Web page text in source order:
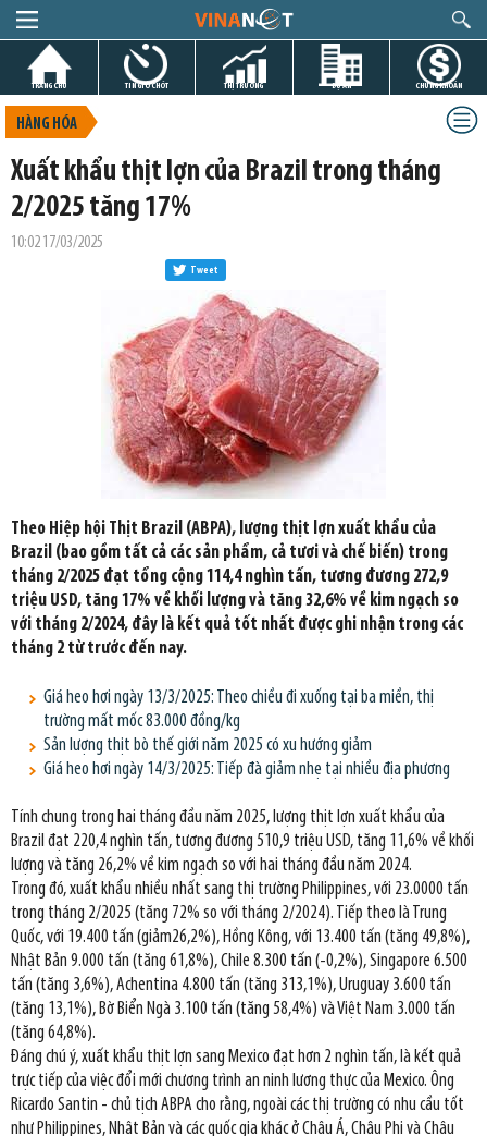
TRANG CHỦ TIN GIỜ CHÓT THỊ TRƯỜNG DỰ ÁN CHỨNG KHOÁN
HÀNG HÓA
Xuất khẩu thịt lợn của Brazil trong tháng
2/2025 tăng 17%
10:02 17/03/2025
Tweet
Theo Hiệp hội Thịt Brazil (ABPA), lượng thịt lợn xuất khẩu của
Brazil (bao gồm tất cả các sản phẩm, cả tươi và chế biến) trong
tháng 2/2025 đạt tổng cộng 114,4 nghìn tấn, tương đương 272,9
triệu USD, tăng 17% về khối lượng và tăng 32,6% về kim ngạch so
với tháng 2/2024, đây là kết quả tốt nhất được ghi nhận trong các
tháng 2 từ trước đến nay.
Giá heo hơi ngày 13/3/2025: Theo chiều đi xuống tại ba miền, thị
trường mất mốc 83.000 đồng/kg
Sản lượng thịt bò thế giới năm 2025 có xu hướng giảm
Giá heo hơi ngày 14/3/2025: Tiếp đà giảm nhẹ tại nhiều địa phương
Tính chung trong hai tháng đầu năm 2025, lượng thịt lợn xuất khẩu của
Brazil đạt 220,4 nghìn tấn, tương đương 510,9 triệu USD, tăng 11,6% về khối
lượng và tăng 26,2% về kim ngạch so với hai tháng đầu năm 2024.
Trong đó, xuất khẩu nhiều nhất sang thị trường Philippines, với 23.0000 tấn
trong tháng 2/2025 (tăng 72% so với tháng 2/2024). Tiếp theo là Trung
Quốc, với 19.400 tấn (giảm26,2%), Hồng Kông, với 13.400 tấn (tăng 49,8%),
Nhật Bản 9.000 tấn (tăng 61,8%), Chile 8.300 tấn (-0,2%), Singapore 6.500
tấn (tăng 3,6%), Achentina 4.800 tấn (tăng 313,1%), Uruguay 3.600 tấn
(tăng 13,1%), Bờ Biển Ngà 3.100 tấn (tăng 58,4%) và Việt Nam 3.000 tấn
(tăng 64,8%).
Đáng chú ý, xuất khẩu thịt lợn sang Mexico đạt hơn 2 nghìn tấn, là kết quả
trực tiếp của việc đổi mới chương trình an ninh lương thực của Mexico. Ông
Ricardo Santin - chủ tịch ABPA cho rằng, ngoài các thị trường có nhu cầu tốt
như Philippines, Nhật Bản và các quốc gia khác ở Châu Á, Châu Phi và Châu